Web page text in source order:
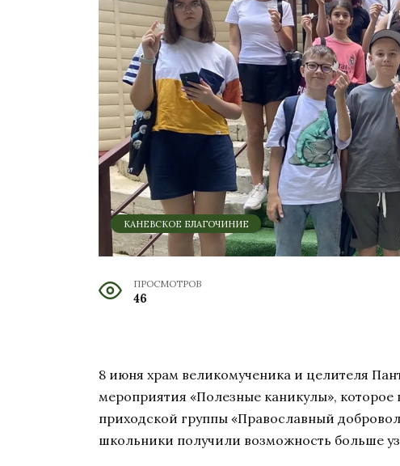
КАНЕВСКОЕ БЛАГОЧИНИЕ
ПРОСМОТРОВ
46
8 июня храм великомученика и целителя
мероприятия «Полезные каникулы»,
приходской группы «Православный
школьники получили возможность больше